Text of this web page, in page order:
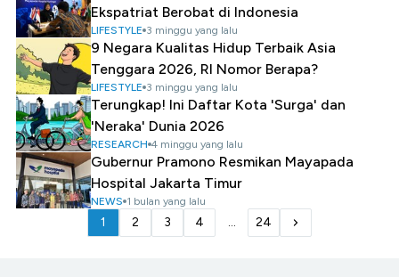
Ekspatriat Berobat di Indonesia
LIFESTYLE 3 minggu yang lalu
9 Negara Kualitas Hidup Terbaik Asia
Tenggara 2026, RI Nomor Berapa?
LIFESTYLE 3 minggu yang lalu
Terungkap! Ini Daftar Kota 'Surga' dan
'Neraka' Dunia 2026
RESEARCH 4 minggu yang lalu
Gubernur Pramono Resmikan Mayapada
Hospital Jakarta Timur
NEWS 1 bulan yang lalu
1 2 3 4 ... 24